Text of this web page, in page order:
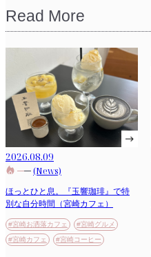
Read More
2026.08.09
(News)
ほっとひと息。『玉響珈琲』で特
別な自分時間（宮崎カフェ）
#宮崎お洒落カフェ
#宮崎グルメ
#宮崎カフェ
#宮崎コーヒー